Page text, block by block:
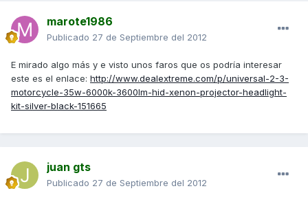
marote1986
Publicado 27 de Septiembre del 2012
E mirado algo más y e visto unos faros que os podría interesar
este es el enlace: http://www.dealextreme.com/p/universal-2-3-
motorcycle-35w-6000k-3600lm-hid-xenon-projector-headlight-
kit-silver-black-151665
juan gts
Publicado 27 de Septiembre del 2012